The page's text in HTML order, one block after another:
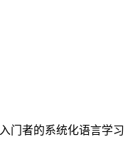
门者的系统化语言学习